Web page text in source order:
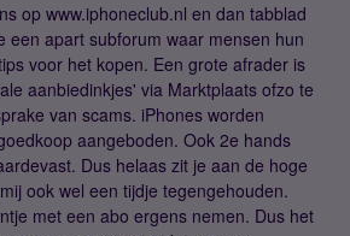
op www.iphoneclub.nl en dan tabblad
een apart subforum waar mensen hun
voor het kopen. Een grote afrader is
aanbiedinkjes' via Marktplaats ofzo te
van scams. iPhones worden
aangeboden. Ook 2e hands
Dus helaas zit je aan de hoge
ook wel een tijdje tegengehouden.
met een abo ergens nemen. Dus het